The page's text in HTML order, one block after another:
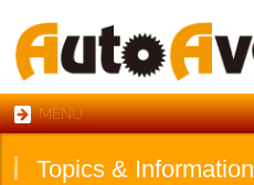
MENU
Topics & Information